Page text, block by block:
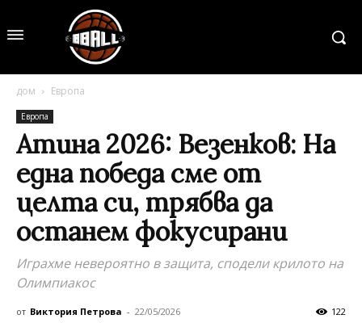
дом Европа
Европа
Атина 2026: Везенков: На
една победа сме от
целта си, трябва да
останем фокусирани
Играхме невероятно в защита, сподели крилото на
Олимпиакос
от Виктория Петрова - 22/05/2026 122